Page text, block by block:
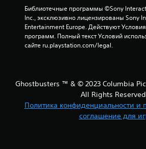
Библиотечные программы ©Sony
Inc., эксклюзивно лицензированы Sony
Entertainment Europe. Действуют
программ. Полный текст Условий
сайте ru.playstation.com/legal.
Ghostbusters ™ & © 2023 Columbia
All Rights
Политика конфиденциальности и
соглашение для